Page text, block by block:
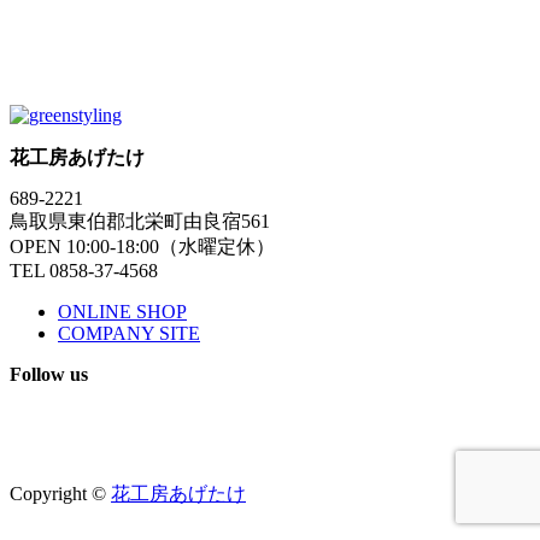
花工房あげたけ
689-2221
鳥取県東伯郡北栄町由良宿561
OPEN 10:00-18:00（水曜定休）
TEL 0858-37-4568
ONLINE SHOP
COMPANY SITE
Follow us
Copyright © 花工房あげたけ